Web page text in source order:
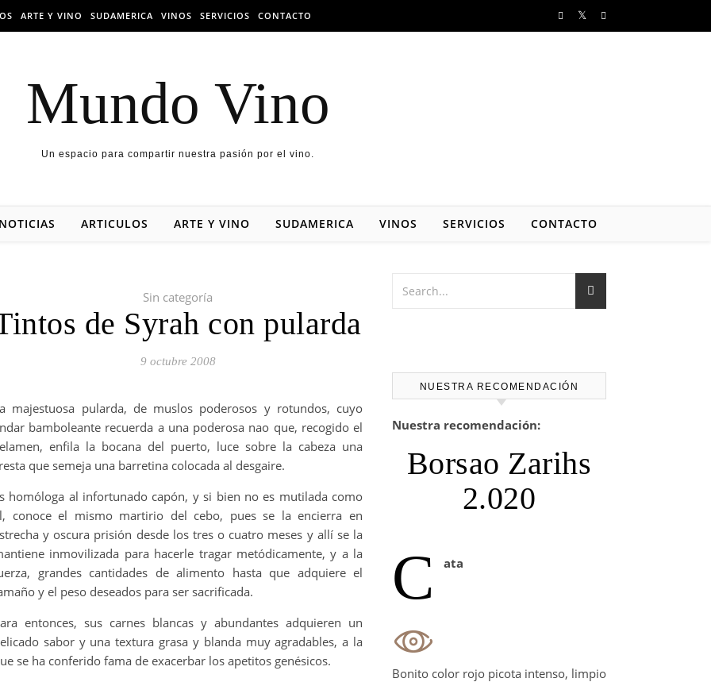
ARTE Y VINO SUDAMERICA VINOS SERVICIOS CONTACTO
Mundo Vino
Un espacio para compartir nuestra pasión por el vino.
ARTICULOS ARTE Y VINO SUDAMERICA VINOS SERVICIOS CONTACTO
Sin categoría
de Syrah con pularda
9 octubre 2008
majestuosa pularda, de muslos poderosos y rotundos, cuyo
bamboleante recuerda a una poderosa nao que, recogido el
enfila la bocana del puerto, luce sobre la cabeza una
que semeja una barretina colocada al desgaire.
homóloga al infortunado capón, y si bien no es mutilada como
conoce el mismo martirio del cebo, pues se la encierra en
y oscura prisión desde los tres o cuatro meses y allí se la
inmovilizada para hacerle tragar metódicamente, y a la
grandes cantidades de alimento hasta que adquiere el
y el peso deseados para ser sacrificada.
entonces, sus carnes blancas y abundantes adquieren un
sabor y una textura grasa y blanda muy agradables, a la
se ha conferido fama de exacerbar los apetitos genésicos.
NUESTRA RECOMENDACIÓN
Nuestra recomendación:
Borsao Zarihs
2.020
C ata
Bonito color rojo picota intenso, limpio